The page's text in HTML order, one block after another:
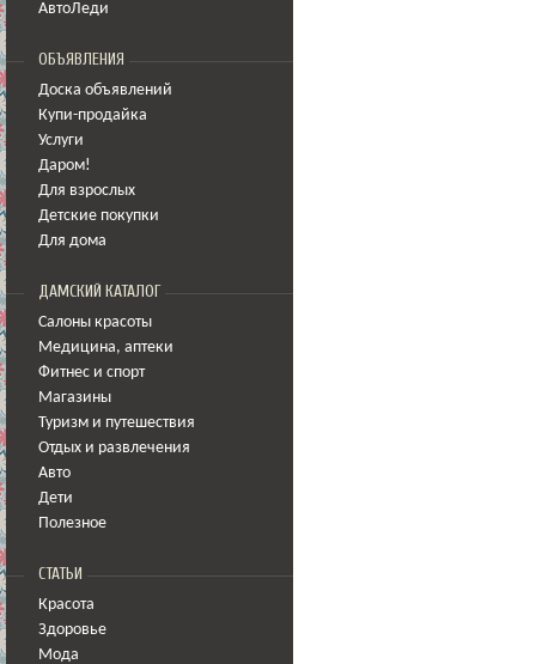
АвтоЛеди
ОБЪЯВЛЕНИЯ
Доска объявлений
Купи-продайка
Услуги
Даром!
Для взрослых
Детские покупки
Для дома
ДАМСКИЙ КАТАЛОГ
Салоны красоты
Медицина, аптеки
Фитнес и спорт
Магазины
Туризм и путешествия
Отдых и развлечения
Авто
Дети
Полезное
СТАТЬИ
Красота
Здоровье
Мода